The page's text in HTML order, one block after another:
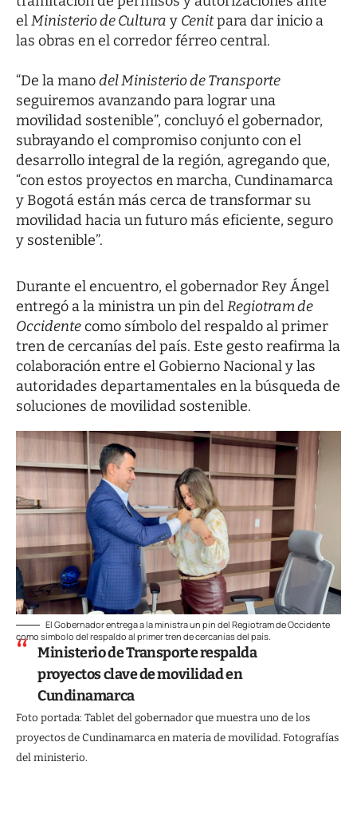
elMinisterio de Cultura y Cenitpara dar inicio a
las obras en el corredor férreo central.
“De la manodel Ministerio de Transporte
seguiremos avanzando para lograr una
movilidad sostenible”, concluyó el gobernador,
subrayando el compromiso conjunto con el
desarrollo integral de la región, agregando que,
“con estos proyectos en marcha, Cundinamarca
y Bogotá están más cerca de transformar su
movilidad hacia un futuro más eficiente, seguro
y sostenible”.
Durante el encuentro, el gobernador Rey Ángel
entregó a la ministra un pin delRegiotram de
Occidentecomo símbolo del respaldo al primer
tren de cercanías del país. Este gesto reafirma la
colaboración entre el Gobierno Nacional y las
autoridades departamentales en la búsqueda de
soluciones de movilidad sostenible.
El Gobernador entrega a la ministra un pin del Regiotram de Occidente
como símbolo del respaldo al primer tren de cercanías del país.
Ministerio de Transporte respalda
proyectos clave de movilidad en
Cundinamarca
Foto portada: Tablet del gobernador que muestra uno de los
proyectos de Cundinamarca en materia de movilidad. Fotografías
del ministerio.